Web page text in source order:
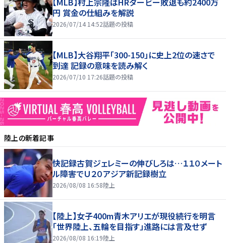
円 賞金の仕組みを解説
2026/07/14 14:52話題の投稿
【MLB】大谷翔平「300-150」に史上2位の速さで
到達 記録の意味を読み解く
2026/07/10 17:26話題の投稿
陸上 の新着記事
快記録古賀ジェレミーの伸びしろは…１１０メート
ル障害でＵ２０アジア新記録樹立
2026/08/08 16:58陸上
【陸上】女子400m青木アリエが現役続行を明言
「世界陸上、五輪を目指す」進路には言及せず
2026/08/08 16:19陸上